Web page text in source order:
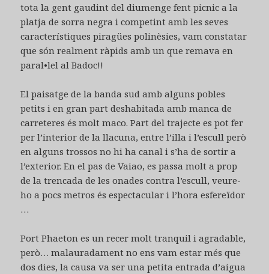
tota la gent gaudint del diumenge fent picnic a la
platja de sorra negra i competint amb les seves
característiques piragües polinèsies, vam constatar
que són realment ràpids amb un que remava en
paral•lel al Badoc!!
El paisatge de la banda sud amb alguns pobles
petits i en gran part deshabitada amb manca de
carreteres és molt maco. Part del trajecte es pot fer
per l’interior de la llacuna, entre l’illa i l’escull però
en alguns trossos no hi ha canal i s’ha de sortir a
l’exterior. En el pas de Vaiao, es passa molt a prop
de la trencada de les onades contra l’escull, veure-
ho a pocs metros és espectacular i l’hora esfereïdor
…
Port Phaeton es un recer molt tranquil i agradable,
però… malauradament no ens vam estar més que
dos dies, la causa va ser una petita entrada d’aigua